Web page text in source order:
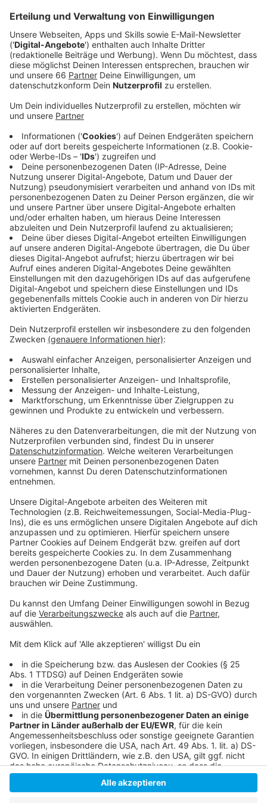
Glühweinbuden, gebrannte Mandeln und
Reibekuchen für das leibliche Wohl. In der Almhütte
wird gefeiert, gegessen und getrunken.
Veröffentlicht:Freitag, 31.10.2025 11:06
Anzeige
Weihnachtsmärkte und das Riesenrad am
Burgplatz
Anzeige
Während die "Winterwelt" noch aufgebaut wird, hat der
Weihnachtsmarkt rund um das "Wheel of Vision" auf
dem Burgplatz bereits geöffnet. Das Riesenrad bietet
den Rundum-Blick über die Stadt. Die weiteren
Weihnachtsmärkte in Düsseldorf öffnen traditionell
am dritten Donnerstag im November (20. November)
und bieten ein vielfältiges Angebot an Kunsthandwerk,
kulinarischen Köstlichkeiten und festlicher Stimmung.
Weitere Infos und Links zum Thema:
Anzeige
Weihnachtsmärkte in Düsseldorf 2025
Riesenrad auf dem Burgplatz
Roncalli-Weihnachtspromenade
Anzeige
Folge uns für mehr News & Updates:
Anzeige
Livestream
Anzeige